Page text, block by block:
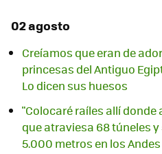
02 agosto
Creíamos que eran de
princesas del Antiguo
Lo dicen sus huesos
"Colocaré raíles allí donde
que atraviesa 68 túneles
5.000 metros en los Andes